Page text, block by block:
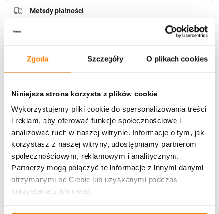
Zgoda Szczegóły O plikach cookies
Niniejsza strona korzysta z plików cookie
Wykorzystujemy pliki cookie do spersonalizowania treści
i reklam, aby oferować funkcje społecznościowe i
analizować ruch w naszej witrynie. Informacje o tym, jak
korzystasz z naszej witryny, udostępniamy partnerom
społecznościowym, reklamowym i analitycznym.
Partnerzy mogą połączyć te informacje z innymi danymi
otrzymanymi od Ciebie lub uzyskanymi podczas
korzystania z ich usług.
Potrzebujesz większą ilość? Zapraszamy do naszej
hurtowniiPrzejdź do hurtowni B2B
Metody płatności
Opis produktu
Specyfikacja
Opinie klientów